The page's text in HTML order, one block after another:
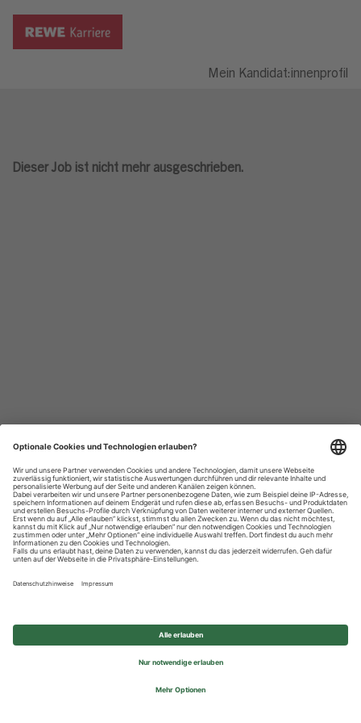
Mein Kandidat:innenprofil
Dieser Job ist nicht mehr ausgeschrieben.
Datenschutzhinweise
Impressum
Privatsphäre-Einstellungen
© 2026 REWE Group - All rights reserved